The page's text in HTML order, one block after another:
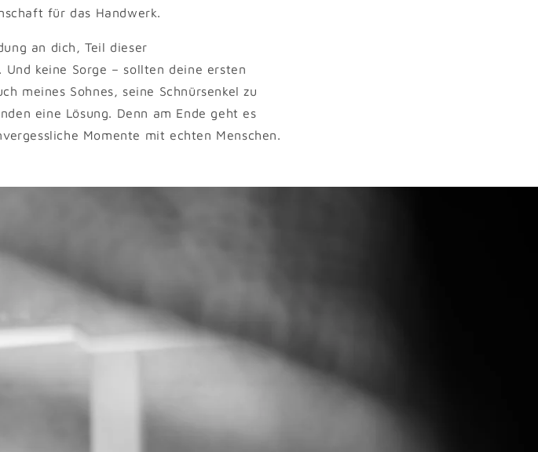
für das Handwerk.
an dich, Teil dieser
keine Sorge – sollten deine ersten
meines Sohnes, seine Schnürsenkel zu
eine Lösung. Denn am Ende geht es
Momente mit echten Menschen.